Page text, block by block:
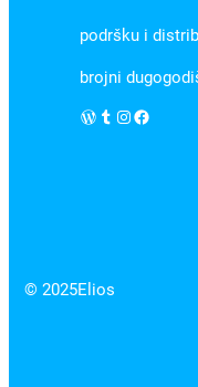
podršku i
brojni
WordPress Instagram Facebook
© 2025Elios